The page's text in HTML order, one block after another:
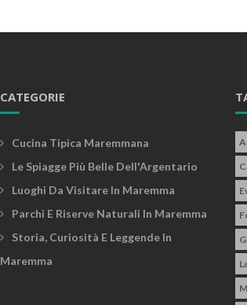
CATEGORIE
Cucina Tipica Maremmana
Le Spiagge Più Belle Dell'Argentario
Luoghi Da Visitare In Maremma
Parchi E Riserve Naturali In Maremma
Storia, Curiosità E Leggende In
Maremma